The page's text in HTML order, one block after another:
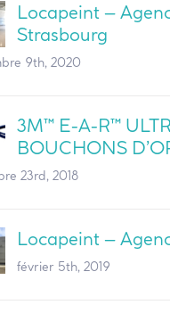
Locapeint –
Strasbourg
9th, 2020
3M™ E-A-R™
BOUCHONS
23rd, 2018
Locapeint –
février 5th, 2019